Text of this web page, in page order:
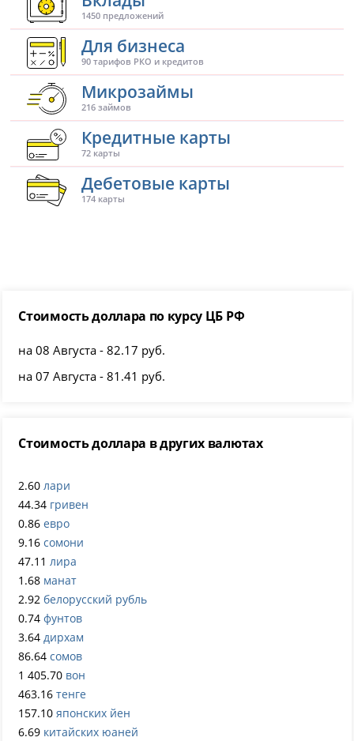
1450 предложений
Для бизнеса
90 тарифов РКО и кредитов
Микрозаймы
216 займов
Кредитные карты
72 карты
Дебетовые карты
174 карты
Стоимость доллара по курсу ЦБ РФ
на 08 Августа - 82.17 руб.
на 07 Августа - 81.41 руб.
Стоимость доллара в других валютах
2.60лари
44.34 гривен
0.86евро
9.16сомони
47.11лира
1.68 манат
2.92белорусский рубль
0.74фунтов
3.64дирхам
86.64сомов
1 405.70 вон
463.16тенге
157.10японских йен
6.69 китайских юаней